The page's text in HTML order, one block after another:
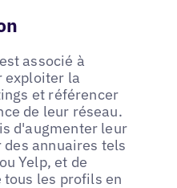
associé à
exploiter la
et référencer
de leur réseau.
d'augmenter leur
annuaires tels
Yelp, et de
tous les profils en